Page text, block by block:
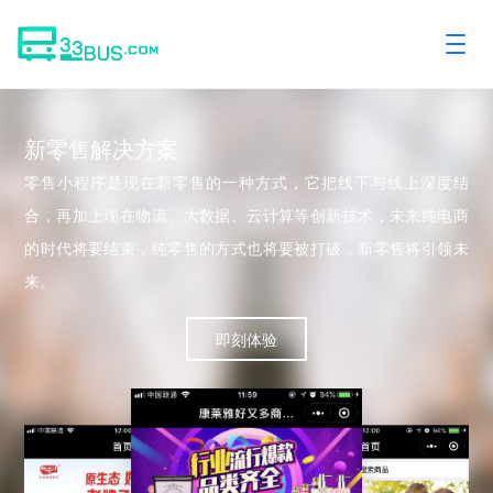
新零售解决方案
零售小程序是现在新零售的一种方式，它把线下与线上深度结
合，再加上现在物流、大数据、云计算等创新技术，未来纯电商
的时代将要结束，纯零售的方式也将要被打破，新零售将引领未
来。
即刻体验